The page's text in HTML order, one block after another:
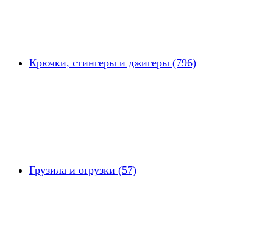
Крючки, стингеры и джигеры (796)
Грузила и огрузки (57)